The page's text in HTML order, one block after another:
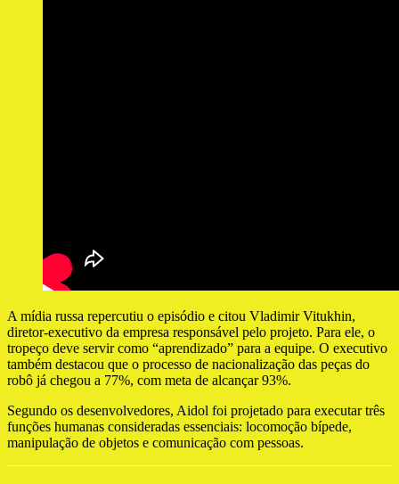
A mídia russa repercutiu o episódio e citou Vladimir Vitukhin,
diretor-executivo da empresa responsável pelo projeto. Para ele, o
tropeço deve servir como “aprendizado” para a equipe. O executivo
também destacou que o processo de nacionalização das peças do
robô já chegou a 77%, com meta de alcançar 93%.
Segundo os desenvolvedores, Aidol foi projetado para executar três
funções humanas consideradas essenciais: locomoção bípede,
manipulação de objetos e comunicação com pessoas.